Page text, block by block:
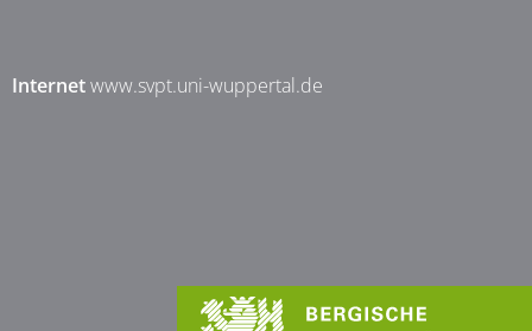
Internetwww.svpt.uni-wuppertal.de